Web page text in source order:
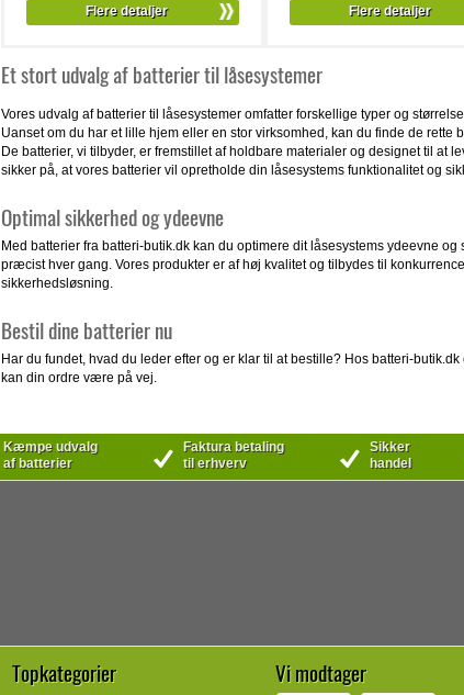
Flere detaljer Flere detaljer
Et stort udvalg af batterier til låsesystemer
Vores udvalg af batterier til låsesystemer omfatter forskellige typer og
Uanset om du har et lille hjem eller en stor virksomhed, kan du finde de rette
De batterier, vi tilbyder, er fremstillet af holdbare materialer og designet til at
sikker på, at vores batterier vil opretholde din låsesystems funktionalitet og
Optimal sikkerhed og ydeevne
Med batterier fra batteri-butik.dk kan du optimere dit låsesystems ydeevne
præcist hver gang. Vores produkter er af høj kvalitet og tilbydes til
sikkerhedsløsning.
Bestil dine batterier nu
Har du fundet, hvad du leder efter og er klar til at bestille? Hos batteri-
kan din ordre være på vej.
Kæmpe udvalg
af batterier
Faktura betaling
til erhverv
Sikker
handel
Topkategorier Vi modtager